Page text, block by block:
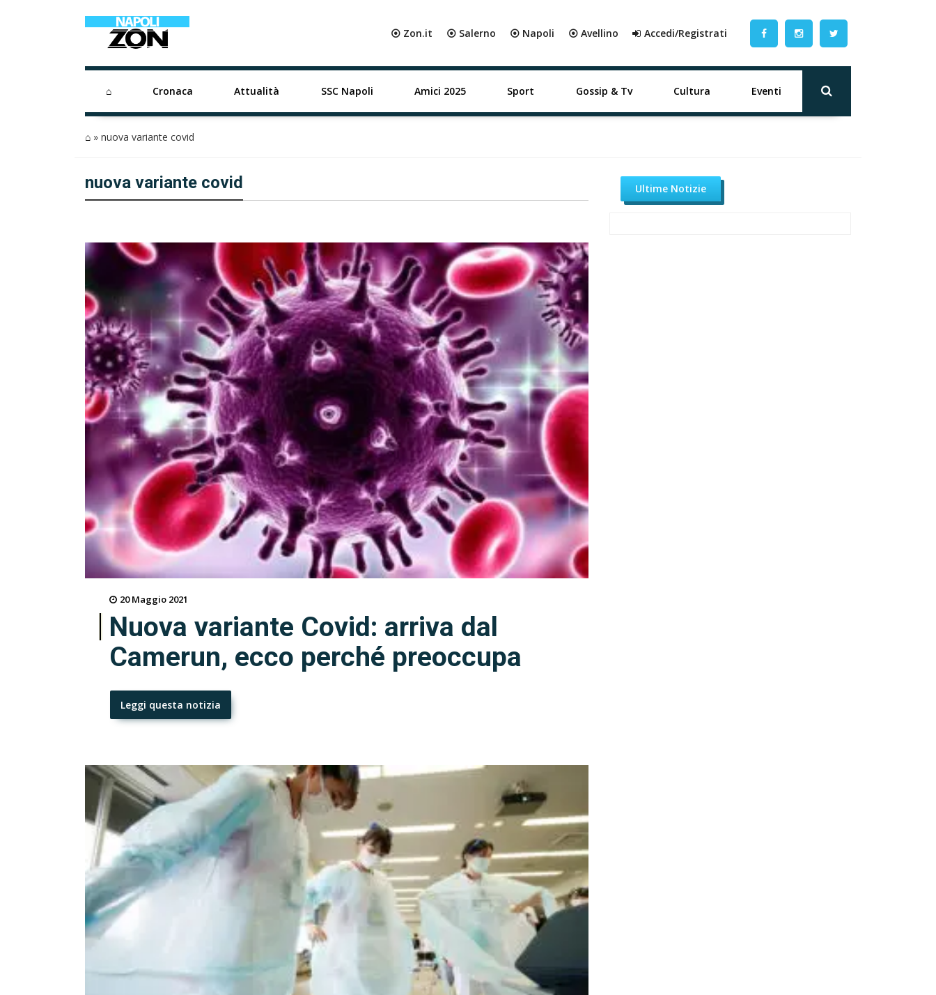
⦿ Zon.it ⦿ Salerno ⦿ Napoli ⦿ Avellino Accedi/Registrati
⌂ Cronaca Attualità SSC Napoli Amici 2025 Sport Gossip & Tv Cultura Eventi
⌂ » nuova variante covid
nuova variante covid
20 Maggio 2021
Nuova variante Covid: arriva dal
Camerun, ecco perché preoccupa
Leggi questa notizia
Ultime Notizie